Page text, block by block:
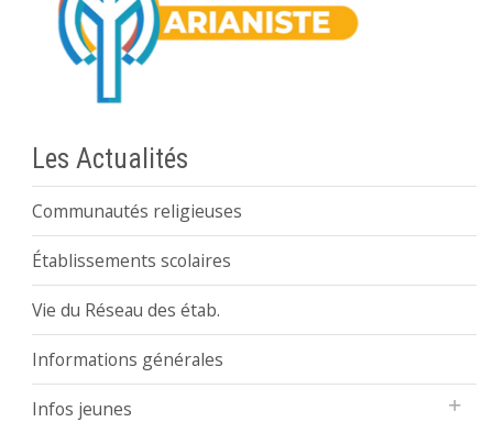
Les Actualités
Communautés religieuses
Établissements scolaires
Vie du Réseau des étab.
Informations générales
Infos jeunes